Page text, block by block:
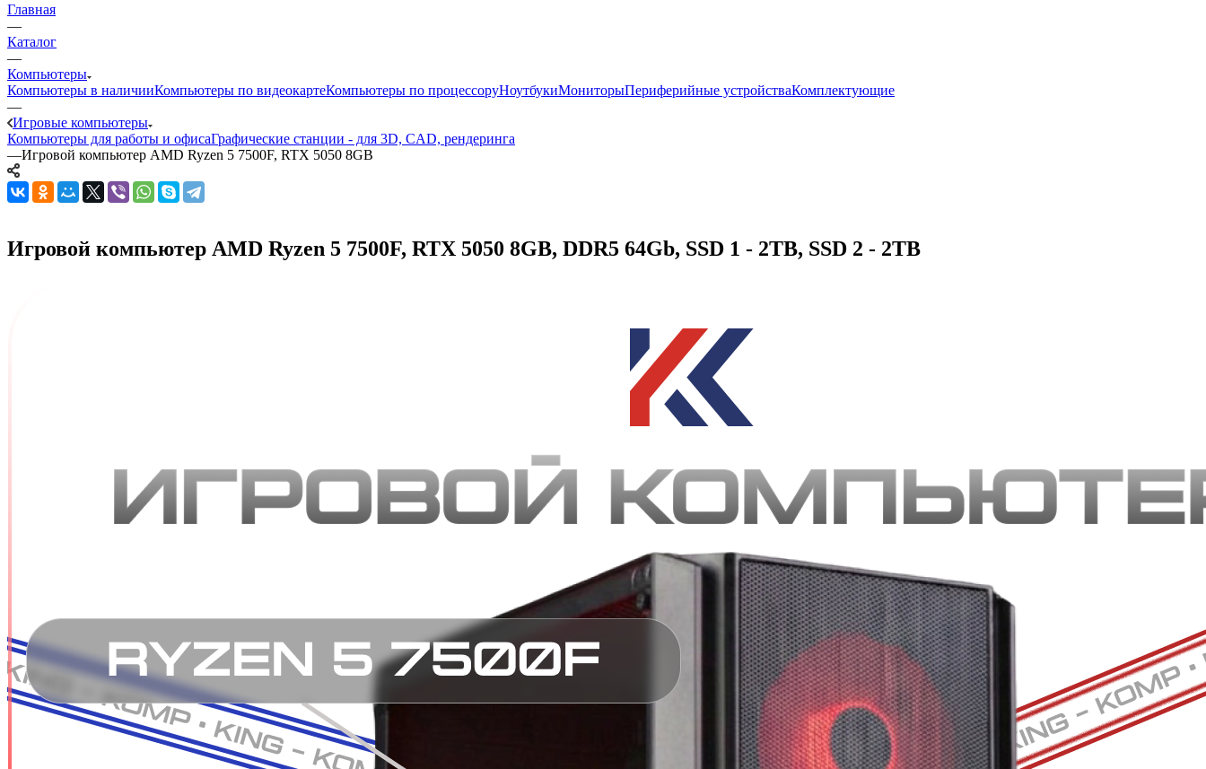
Главная
—
Каталог
—
Компьютеры
Компьютеры в наличииКомпьютеры по видеокартеКомпьютеры по процессоруНоутбукиМониторыПериферийные устройстваКомплектующие
—
Игровые компьютеры
Компьютеры для работы и офисаГрафические станции - для 3D, CAD, рендеринга
—Игровой компьютер AMD Ryzen 5 7500F, RTX 5050 8GB
Игровой компьютер AMD Ryzen 5 7500F, RTX 5050 8GB, DDR5 64Gb, SSD 1 - 2TB, SSD 2 - 2TB